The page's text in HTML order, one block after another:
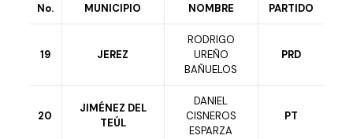
No. MUNICIPIO NOMBRE PARTIDO
19 JEREZ
RODRIGO
UREÑO
BAÑUELOS
PRD
20
JIMÉNEZ DEL
TEÚL
DANIEL
CISNEROS
ESPARZA
PT